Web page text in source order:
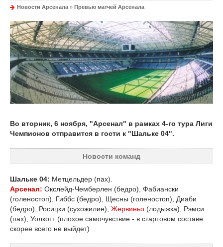
Новости Арсенала » Превью матчей Арсенала
Во вторник, 6 ноября, "Арсенал" в рамках 4-го тура Лиги
Чемпионов отправится в гости к "Шальке 04".
Новости команд
Шальке 04: Метцельдер (пах).
Арсенал: Окслейд-Чемберлен (бедро), Фабиански
(голеностоп), Гиббс (бедро), Щесны (голеностоп), Диаби
(бедро), Росицки (сухожилие), Жервиньо (лодыжка), Рэмси
(пах), Уолкотт (плохое самочувствие - в стартовом составе
скорее всего не выйдет)